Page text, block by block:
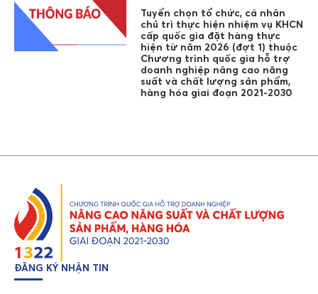
Tuyển chọn tổ chức, cá nhân
chủ trì thực hiện nhiệm vụ KHCN
cấp quốc gia đặt hàng thực
hiện từ năm 2026 (đợt 1) thuộc
Chương trình quốc gia hỗ trợ
doanh nghiệp nâng cao năng
suất và chất lượng sản phẩm,
hàng hóa giai đoạn 2021-2030
ĐĂNG KÝ NHẬN TIN